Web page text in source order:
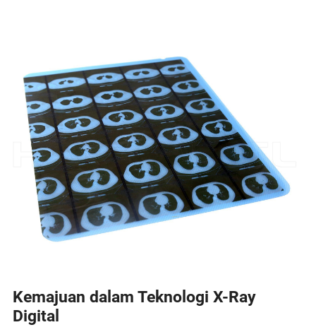
Kemajuan dalam Teknologi X-Ray
Digital